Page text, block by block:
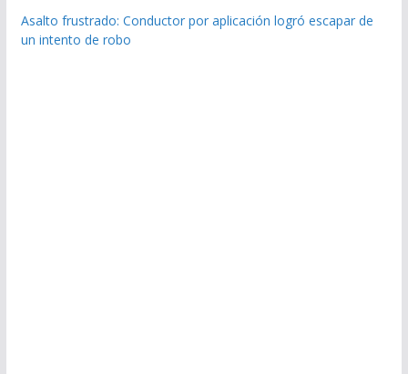
Asalto frustrado: Conductor por aplicación logró escapar de
un intento de robo